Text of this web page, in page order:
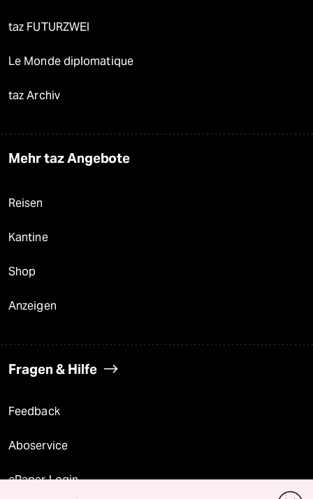
taz FUTURZWEI
Le Monde diplomatique
taz Archiv
Mehr taz Angebote
Reisen
Kantine
Shop
Anzeigen
Fragen & Hilfe
Feedback
Aboservice
ePaper Login